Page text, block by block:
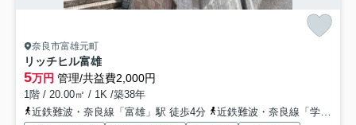
奈良市富雄元町
リッチヒル富雄
5万円 管理/共益費2,000円
1階 / 20.00㎡ / 1K /築38年
近鉄難波・奈良線「富雄」駅 徒歩4分
近鉄難波・奈良線「学園前」駅 徒歩17分